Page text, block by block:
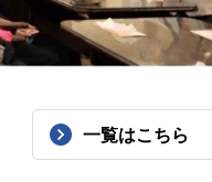
一覧はこちら